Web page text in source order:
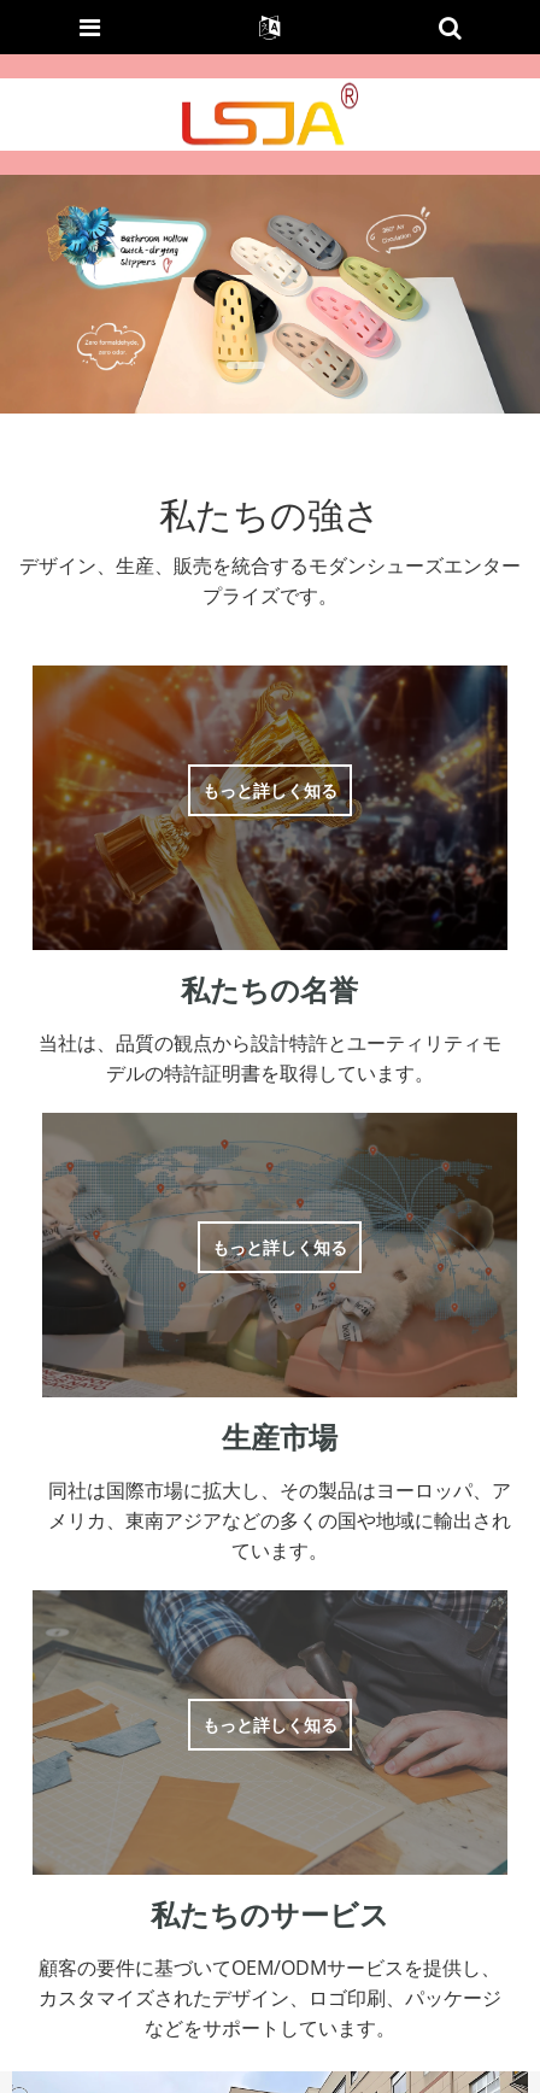
私たちの強さ
デザイン、生産、販売を統合するモダンシューズエンター
プライズです。
もっと詳しく知る
私たちの名誉
当社は、品質の観点から設計特許とユーティリティモ
デルの特許証明書を取得しています。
もっと詳しく知る
生産市場
同社は国際市場に拡大し、その製品はヨーロッパ、ア
メリカ、東南アジアなどの多くの国や地域に輸出され
ています。
もっと詳しく知る
私たちのサービス
顧客の要件に基づいてOEM/ODMサービスを提供し、
カスタマイズされたデザイン、ロゴ印刷、パッケージ
などをサポートしています。